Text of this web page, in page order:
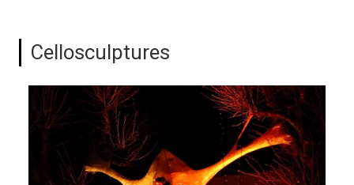
Cellosculptures